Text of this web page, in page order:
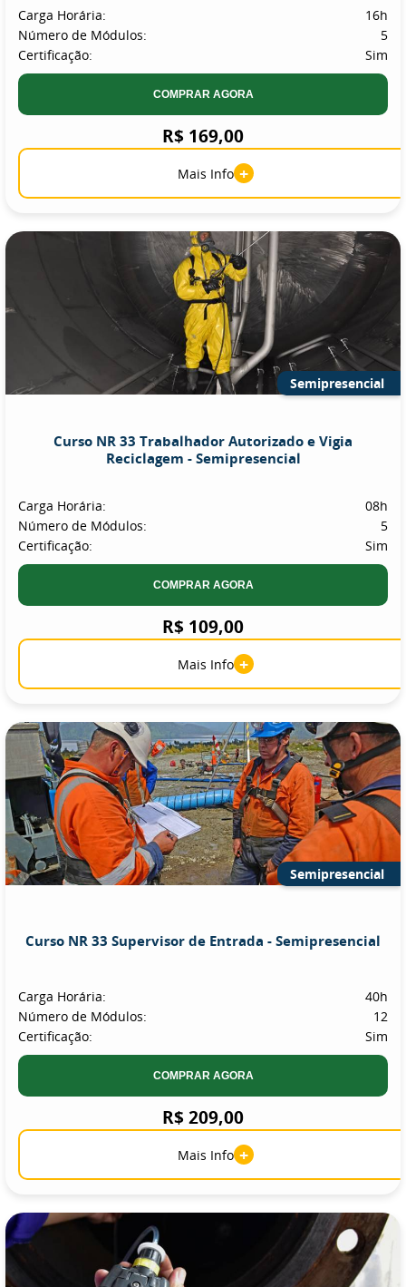
Carga Horária:
16h
Número de Módulos:
5
Certificação:
Sim
COMPRAR AGORA
R$ 169,00
Mais Info +
Semipresencial
Curso NR 33 Trabalhador Autorizado e Vigia
Reciclagem - Semipresencial
Carga Horária:
08h
Número de Módulos:
5
Certificação:
Sim
COMPRAR AGORA
R$ 109,00
Mais Info +
Semipresencial
Curso NR 33 Supervisor de Entrada - Semipresencial
Carga Horária:
40h
Número de Módulos:
12
Certificação:
Sim
COMPRAR AGORA
R$ 209,00
Mais Info +